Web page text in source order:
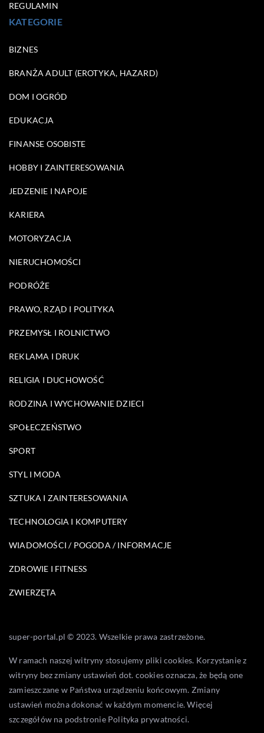
REGULAMIN
KATEGORIE
BIZNES
BRANŻA ADULT (EROTYKA, HAZARD)
DOM I OGRÓD
EDUKACJA
FINANSE OSOBISTE
HOBBY I ZAINTERESOWANIA
JEDZENIE I NAPOJE
KARIERA
MOTORYZACJA
NIERUCHOMOŚCI
PODRÓŻE
PRAWO, RZĄD I POLITYKA
PRZEMYSŁ I ROLNICTWO
REKLAMA I DRUK
RELIGIA I DUCHOWOŚĆ
RODZINA I WYCHOWANIE DZIECI
SPOŁECZEŃSTWO
SPORT
STYL I MODA
SZTUKA I ZAINTERESOWANIA
TECHNOLOGIA I KOMPUTERY
WIADOMOŚCI / POGODA / INFORMACJE
ZDROWIE I FITNESS
ZWIERZĘTA
super-portal.pl © 2023. Wszelkie prawa zastrzeżone.
W ramach naszej witryny stosujemy pliki cookies. Korzystanie z
witryny bez zmiany ustawień dot. cookies oznacza, że będą one
zamieszczane w Państwa urządzeniu końcowym. Zmiany
ustawień można dokonać w każdym momencie. Więcej
szczegółów na podstronie Polityka prywatności.